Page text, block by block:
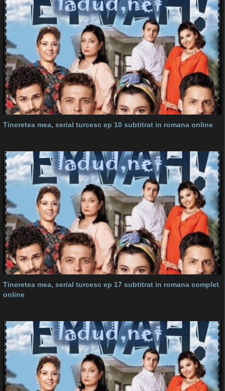
Tineretea mea, serial turcesc ep 10 subtitrat in romana online
Tineretea mea, serial turcesc ep 17 subtitrat in romana complet
online